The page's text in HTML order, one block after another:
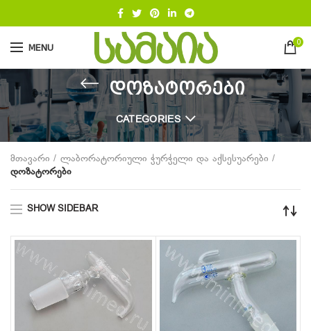
MENU 0
დოზატორები
CATEGORIES
მთავარი
ლაბორატორიული ჭურჭელი და აქსესუარები
დოზატორები
SHOW SIDEBAR